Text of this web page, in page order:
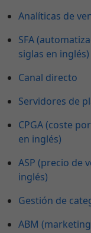
Analíticas de
SFA
siglas en inglés)
Canal directo
Servidores de
CPGA (coste
en inglés)
ASP (precio de
inglés)
Gestión de
ABM